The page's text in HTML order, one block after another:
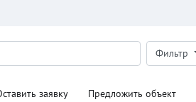
Фильтр
заявку Предложить объект